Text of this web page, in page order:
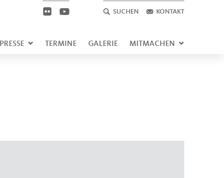
SUCHEN KONTAKT
PRESSE TERMINE GALERIE MITMACHEN